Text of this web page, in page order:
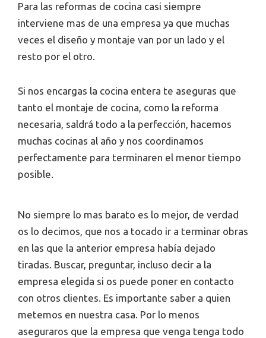
Para las reformas de cocina casi siempre
interviene mas de una empresa ya que muchas
veces el diseño y montaje van por un lado y el
resto por el otro.
Si nos encargas la cocina entera te aseguras que
tanto el montaje de cocina, como la reforma
necesaria, saldrá todo a la perfección, hacemos
muchas cocinas al año y nos coordinamos
perfectamente para terminaren el menor tiempo
posible.
No siempre lo mas barato es lo mejor, de verdad
os lo decimos, que nos a tocado ir a terminar obras
en las que la anterior empresa había dejado
tiradas. Buscar, preguntar, incluso decir a la
empresa elegida si os puede poner en contacto
con otros clientes. Es importante saber a quien
metemos en nuestra casa. Por lo menos
aseguraros que la empresa que venga tenga todo